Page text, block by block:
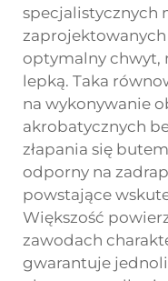
specjalistycznych
optymalny chwyt,
lepką. Taka
na wykonywanie
akrobatycznych
złapania się
odporny na
powstające
Większość
zawodach
gwarantuje